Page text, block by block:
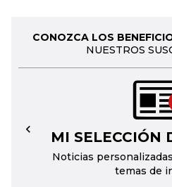
CONOZCA LOS
NUESTROS
MI SELECCIÓN
Noticias
temas de
←